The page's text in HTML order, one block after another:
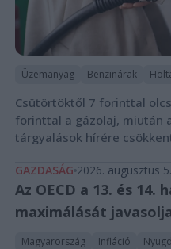
Üzemanyag Benzinárak
Csütörtöktől 7 forinttal
forinttal a gázolaj, miután
tárgyalások hírére
GAZDASÁG 2026. augusztus 5.
Az OECD a 13. és 14.
maximálását
Magyarország Infláció